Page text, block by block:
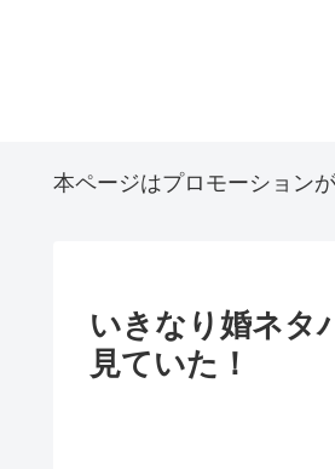
本ページはプロモーション
いきなり婚ネタ
見ていた！